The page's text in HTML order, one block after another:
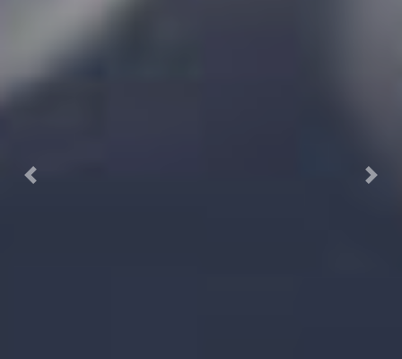
Previous Next